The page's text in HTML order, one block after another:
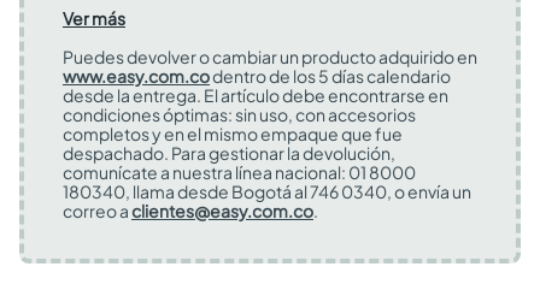
Ver más
Puedes devolver o cambiar un producto adquirido en
www.easy.com.codentro de los 5 días calendario
desde la entrega. El artículo debe encontrarse en
condiciones óptimas: sin uso, con accesorios
completos y en el mismo empaque que fue
despachado. Para gestionar la devolución,
comunícate a nuestra línea nacional: 01 8000
180340, llama desde Bogotá al 746 0340, o envía un
correo aclientes@easy.com.co.